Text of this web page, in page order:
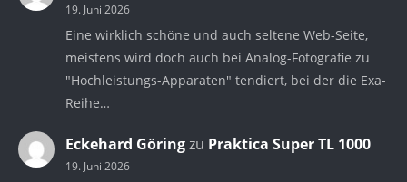
19. Juni 2026
Eine wirklich schöne und auch seltene Web-Seite,
meistens wird doch auch bei Analog-Fotografie zu
"Hochleistungs-Apparaten" tendiert, bei der die Exa-
Reihe…
Eckehard Göringzu Praktica Super TL 1000
19. Juni 2026